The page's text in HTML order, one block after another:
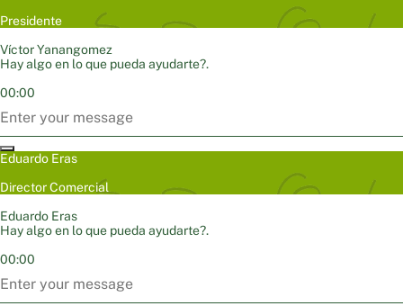
Presidente
Víctor Yanangomez
Hay algo en lo que pueda ayudarte?.
00:00
Eduardo Eras
Director Comercial
Eduardo Eras
Hay algo en lo que pueda ayudarte?.
00:00